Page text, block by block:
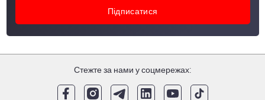
Стежте за нами у соцмережах: